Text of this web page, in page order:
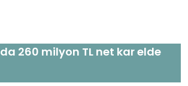
260 milyon TL net kar elde